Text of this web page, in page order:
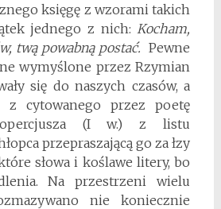
księgę z wzorami takich
jednego z nich: Kocham,
twą powabną postać. Pewne
wymyślone przez Rzymian
się do naszych czasów, a
z cytowanego przez poetę
(I w.) z listu
przepraszającą go za łzy
słowa i koślawe litery, bo
Na przestrzeni wielu
nie koniecznie